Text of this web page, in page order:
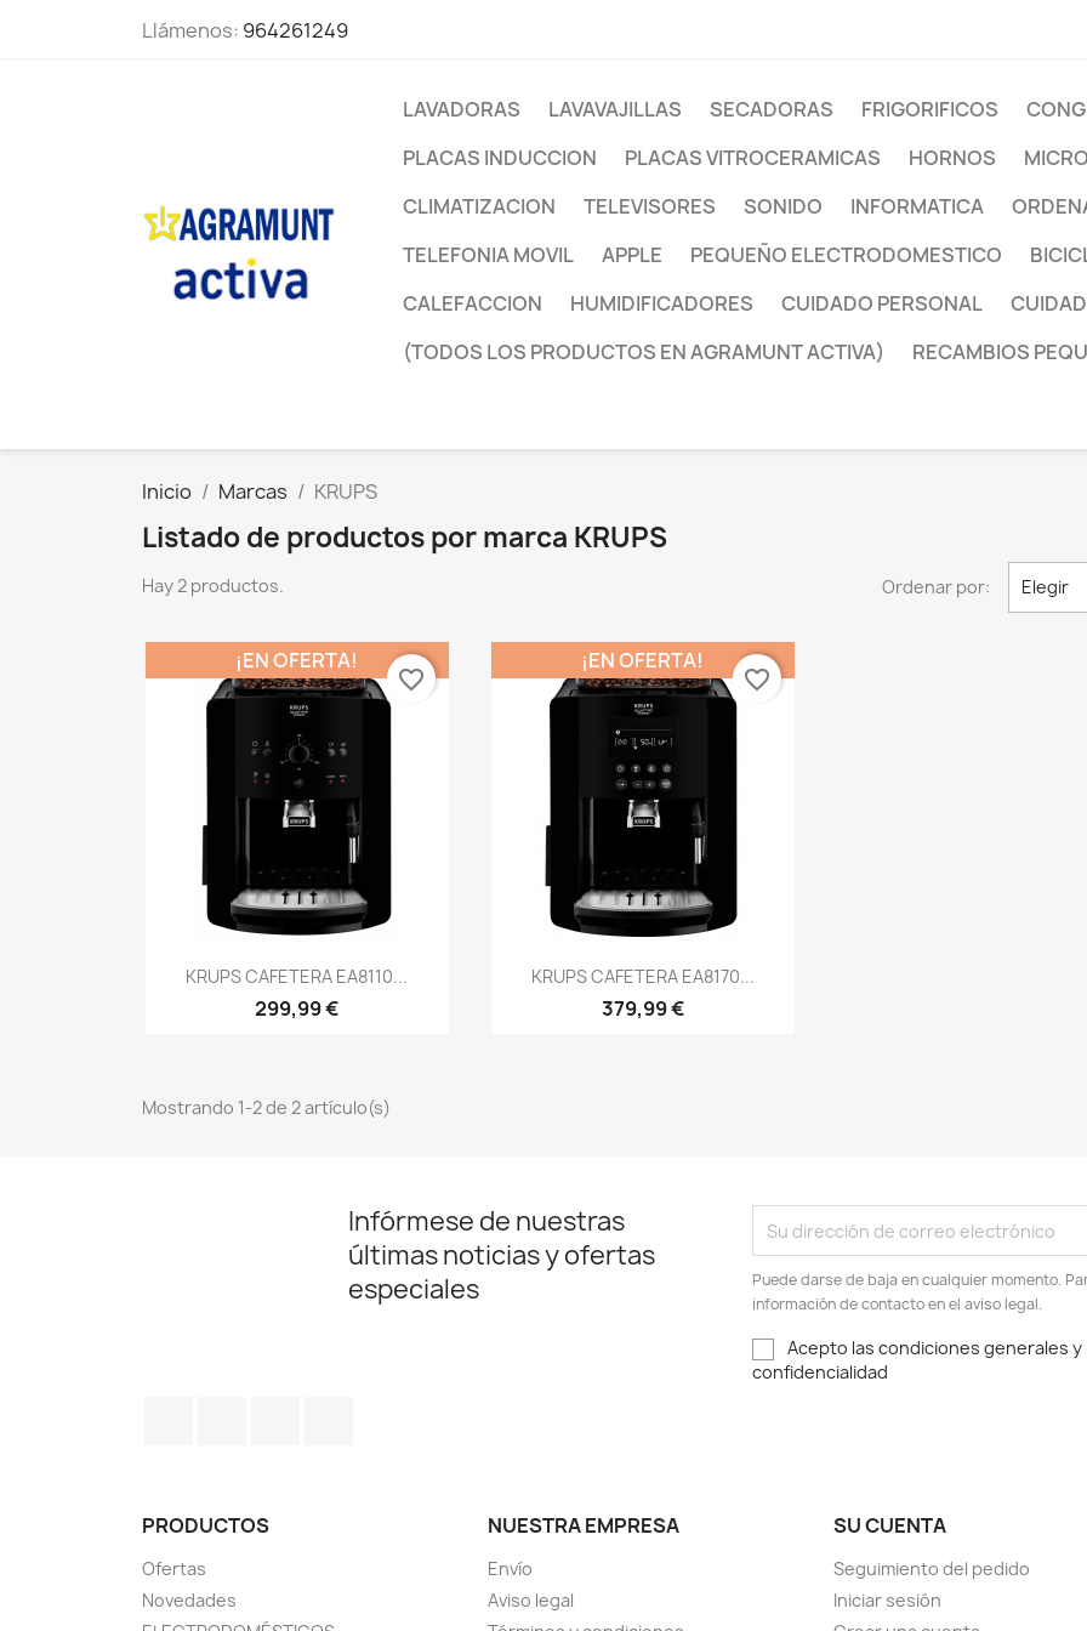
Llámenos: 964261249
LAVADORAS LAVAVAJILLAS SECADORAS FRIGORIFICOS
PLACAS INDUCCION
PLACAS VITROCERAMICAS HORNOS
CLIMATIZACION
TELEVISORES SONIDO INFORMATICA
TELEFONIA MOVIL
APPLE PEQUEÑO ELECTRODOMESTICO
CALEFACCION
HUMIDIFICADORES CUIDADO PERSONAL
(TODOS LOS PRODUCTOS EN AGRAMUNT ACTIVA)
RECAMBIOS
Inicio Marcas KRUPS
Listado de productos por marca KRUPS
Hay 2 productos. Ordenar por: Elegir
Vista rápida
KRUPS CAFETERA EA8110...
299,99 €
¡EN OFERTA!
favorite_border
Vista rápida
KRUPS CAFETERA EA8170...
379,99 €
¡EN OFERTA!
favorite_border
Mostrando 1-2 de 2 artículo(s)
Infórmese de nuestras
últimas noticias y ofertas
especiales
Puede darse de baja en cualquier momento.
información de contacto en el aviso legal.
Acepto las condiciones generales y
confidencialidad
PRODUCTOS
Ofertas
Novedades
NUESTRA EMPRESA
Envío
Aviso legal
SU CUENTA
Seguimiento del pedido
Iniciar sesión